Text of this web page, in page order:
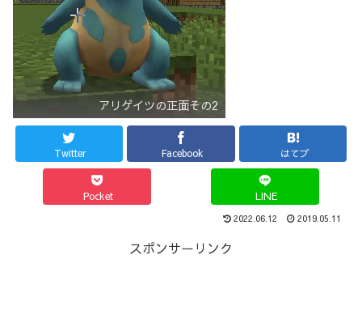
アリゲイツの正面その2
Twitter Facebook はてブ
Pocket LINE
2022.06.12 2019.05.11
スポンサーリンク